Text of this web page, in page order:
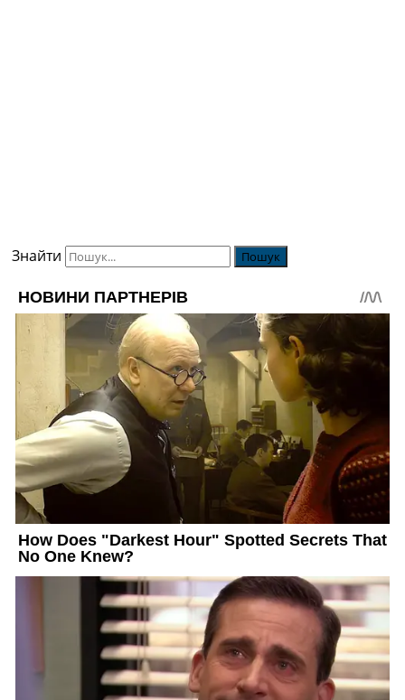
Знайти